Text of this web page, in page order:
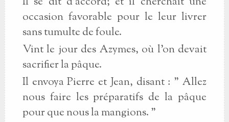
occasion favorable pour le leur livrer
sans tumulte de foule.
Vint le jour des Azymes, où l'on devait
sacrifier la pâque.
Il envoya Pierre et Jean, disant : " Allez
nous faire les préparatifs de la pâque
pour que nous la mangions. "